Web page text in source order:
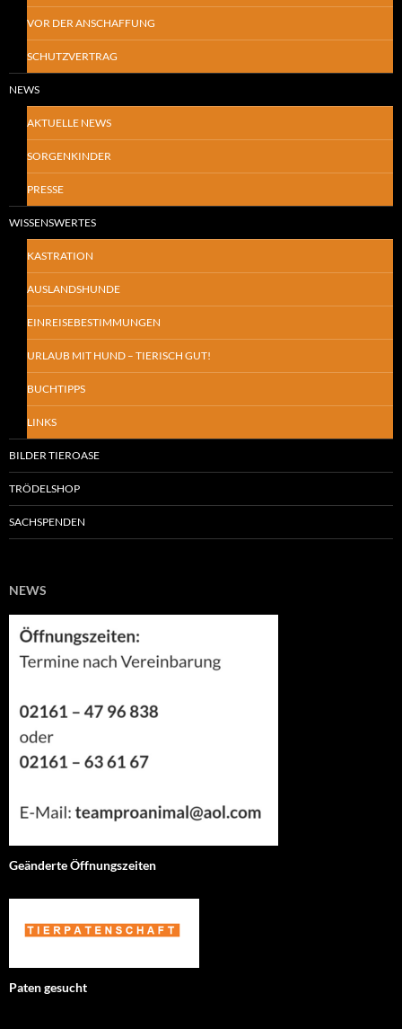
VOR DER ANSCHAFFUNG
SCHUTZVERTRAG
NEWS
AKTUELLE NEWS
SORGENKINDER
PRESSE
WISSENSWERTES
KASTRATION
AUSLANDSHUNDE
EINREISEBESTIMMUNGEN
URLAUB MIT HUND – TIERISCH GUT!
BUCHTIPPS
LINKS
BILDER TIEROASE
TRÖDELSHOP
SACHSPENDEN
NEWS
Geänderte Öffnungszeiten
Paten gesucht